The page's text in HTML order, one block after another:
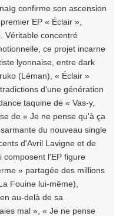
confirme son ascension
EP « Éclair »,
Véritable concentré
ce projet incarne
lyonnaise, entre dark
(Léman), « Éclair »
d'une génération
taquine de « Vas-y,
de « Je ne pense qu'à ça
du nouveau single
d'Avril Lavigne et de
composent l'EP figure
» partagée des millions
Fouine lui-même),
au-delà de sa
mal », « Je ne pense